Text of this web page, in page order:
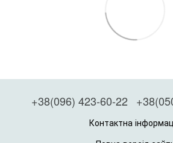
+38(096) 423-60-22
Контактна